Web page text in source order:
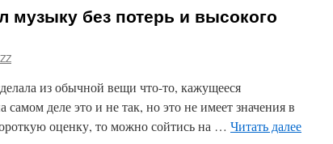
музыку без потерь и высокого
из обычной вещи что-то, кажущееся
деле это и не так, но это не имеет значения в
оценку, то можно сойтись на … Читать далее